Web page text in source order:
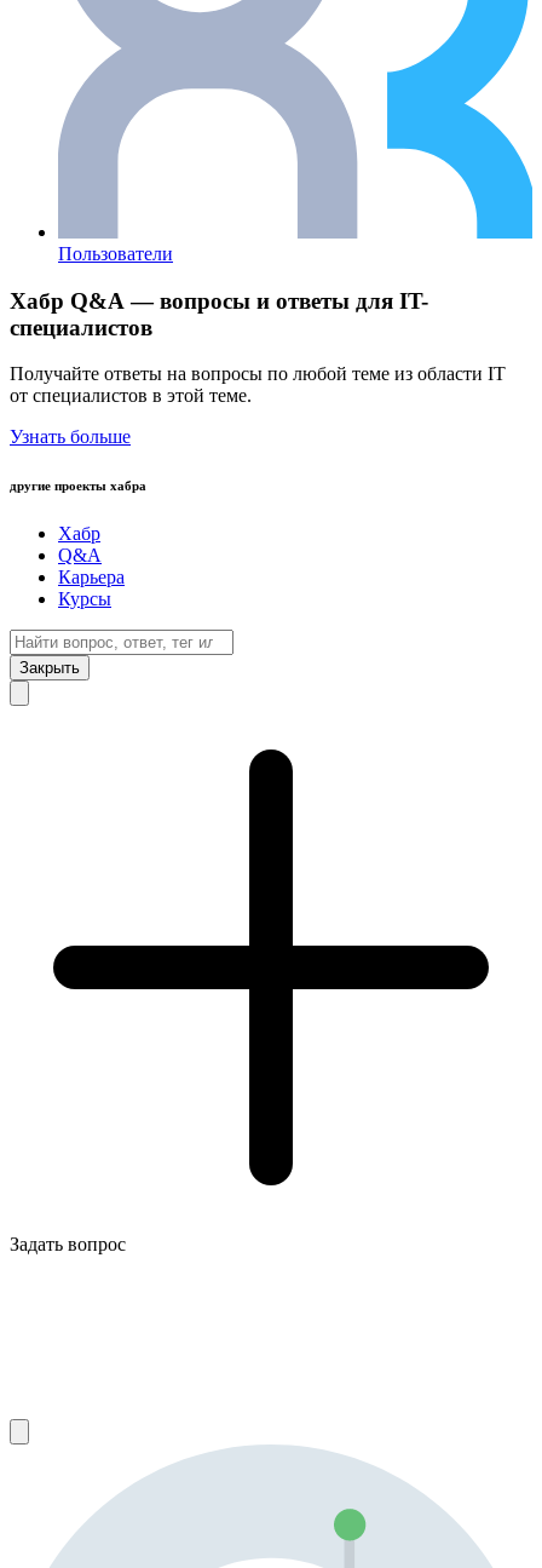
Пользователи
Хабр Q&A — вопросы и ответы для IT-
специалистов
Получайте ответы на вопросы по любой теме из области IT
от специалистов в этой теме.
Узнать больше
другие проекты хабра
Хабр
Q&A
Карьера
Курсы
Закрыть
Задать вопрос